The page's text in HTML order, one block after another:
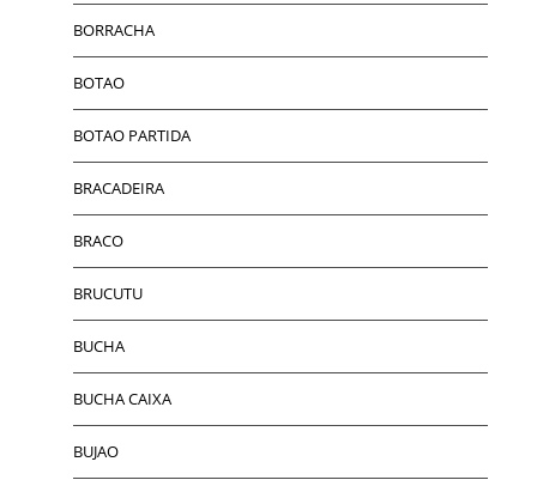
BORRACHA
BOTAO
BOTAO PARTIDA
BRACADEIRA
BRACO
BRUCUTU
BUCHA
BUCHA CAIXA
BUJAO